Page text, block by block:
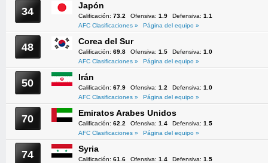
34 Japón
Calificación: 73.2 Ofensiva: 1.9 Defensiva: 1.1
AFC Clasificaciones »
Página del equipo »
48 Corea del Sur
Calificación: 69.8 Ofensiva: 1.5 Defensiva: 1.0
AFC Clasificaciones »
Página del equipo »
50 Irán
Calificación: 67.9 Ofensiva: 1.2 Defensiva: 1.0
AFC Clasificaciones »
Página del equipo »
70 Emiratos Arabes Unidos
Calificación: 62.2 Ofensiva: 1.4 Defensiva: 1.5
AFC Clasificaciones »
Página del equipo »
74 Syria
Calificación: 61.6 Ofensiva: 1.4 Defensiva: 1.5